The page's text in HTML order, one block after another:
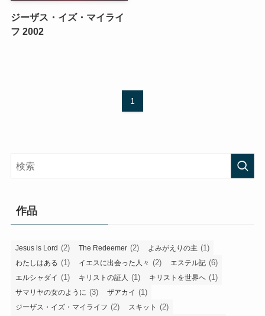
ジーザス・イズ・マイライ
フ 2002
1
作品
Jesus is Lord (2) The Redeemer (2) よみがえりの主 (1)
わたしはある (1) イエスに出会った人々 (2) エステル記 (6)
エルシャダイ (1) キリストの証人 (1) キリストを世界へ (1)
サマリヤの女のように (3) ザアカイ (1)
ジーザス・イズ・マイライフ (2) スキット (2)